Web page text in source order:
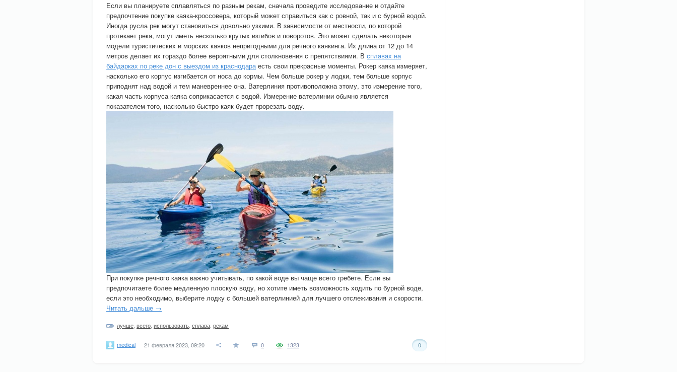
Если вы планируете сплавляться по разным рекам, сначала проведите исследование и отдайте
предпочтение покупке каяка-кроссовера, который может справиться как с ровной, так и с бурной водой.
Иногда русла рек могут становиться довольно узкими. В зависимости от местности, по которой
протекает река, могут иметь несколько крутых изгибов и поворотов. Это может сделать некоторые
модели туристических и морских каяков непригодными для речного каякинга. Их длина от 12 до 14
метров делает их гораздо более вероятными для столкновения с препятствиями. В сплавах на
байдарках по реке дон с выездом из краснодараесть свои прекрасные моменты. Рокер каяка измеряет,
насколько его корпус изгибается от носа до кормы. Чем больше рокер у лодки, тем больше корпус
приподнят над водой и тем маневреннее она. Ватерлиния противоположна этому, это измерение того,
какая часть корпуса каяка соприкасается с водой. Измерение ватерлинии обычно является
показателем того, насколько быстро каяк будет прорезать воду.
При покупке речного каяка важно учитывать, по какой воде вы чаще всего гребете. Если вы
предпочитаете более медленную плоскую воду, но хотите иметь возможность ходить по бурной воде,
если это необходимо, выберите лодку с большей ватерлинией для лучшего отслеживания и скорости.
Читать дальше →
лучше всего использовать сплава рекам
medical 21 февраля 2023, 09:20 0 0
1323